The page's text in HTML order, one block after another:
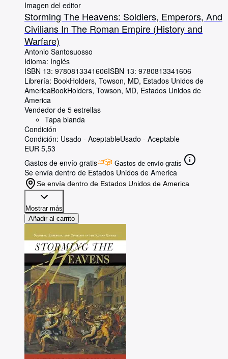
Imagen del editor
Storming The Heavens: Soldiers, Emperors, And
Civilians In The Roman Empire (History and
Warfare)
Antonio Santosuosso
Idioma: Inglés
ISBN 13: 9780813341606ISBN 13: 9780813341606
Librería: BookHolders, Towson, MD, Estados Unidos de
AmericaBookHolders, Towson, MD, Estados Unidos de
America
Vendedor de 5 estrellas
Tapa blanda
Condición
Condición: Usado - AceptableUsado - Aceptable
EUR 5,53
Gastos de envío gratis
Gastos de envío gratis
Se envía dentro de Estados Unidos de America
Se envía dentro de Estados Unidos de America
Mostrar más
Añadir al carrito